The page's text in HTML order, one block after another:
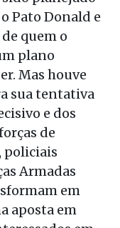
Pato Donald e
quem o
plano
Mas houve
sua tentativa
e dos
de
policiais
Armadas
em
aposta em